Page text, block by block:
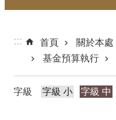
::: 首頁 關於本處
基金預算執行
字級 字級 小 字級 中